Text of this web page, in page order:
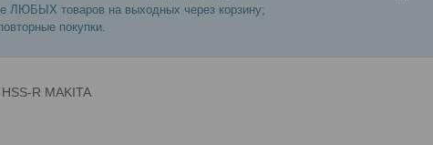
ЛЮБЫХ товаров на выходных через корзину;
покупки.
R MAKITA